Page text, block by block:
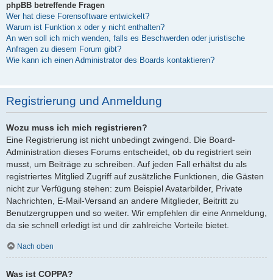
phpBB betreffende Fragen
Wer hat diese Forensoftware entwickelt?
Warum ist Funktion x oder y nicht enthalten?
An wen soll ich mich wenden, falls es Beschwerden oder juristische
Anfragen zu diesem Forum gibt?
Wie kann ich einen Administrator des Boards kontaktieren?
Registrierung und Anmeldung
Wozu muss ich mich registrieren?
Eine Registrierung ist nicht unbedingt zwingend. Die Board-
Administration dieses Forums entscheidet, ob du registriert sein
musst, um Beiträge zu schreiben. Auf jeden Fall erhältst du als
registriertes Mitglied Zugriff auf zusätzliche Funktionen, die Gästen
nicht zur Verfügung stehen: zum Beispiel Avatarbilder, Private
Nachrichten, E-Mail-Versand an andere Mitglieder, Beitritt zu
Benutzergruppen und so weiter. Wir empfehlen dir eine Anmeldung,
da sie schnell erledigt ist und dir zahlreiche Vorteile bietet.
Nach oben
Was ist COPPA?